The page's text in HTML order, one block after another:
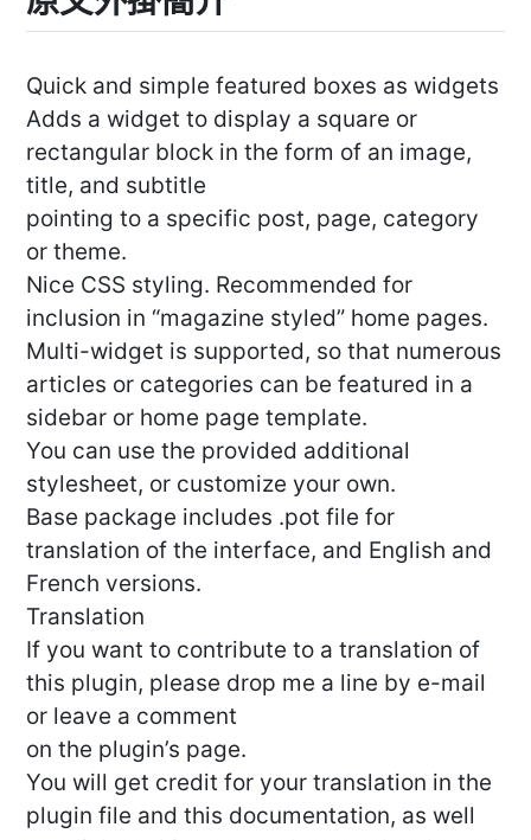
Quick and simple featured boxes as widgets
Adds a widget to display a square or
rectangular block in the form of an image,
title, and subtitle
pointing to a specific post, page, category
or theme.
Nice CSS styling. Recommended for
inclusion in “magazine styled” home pages.
Multi-widget is supported, so that numerous
articles or categories can be featured in a
sidebar or home page template.
You can use the provided additional
stylesheet, or customize your own.
Base package includes .pot file for
translation of the interface, and English and
French versions.
Translation
If you want to contribute to a translation of
this plugin, please drop me a line by e-mail
or leave a comment
on the plugin’s page.
You will get credit for your translation in the
plugin file and this documentation, as well